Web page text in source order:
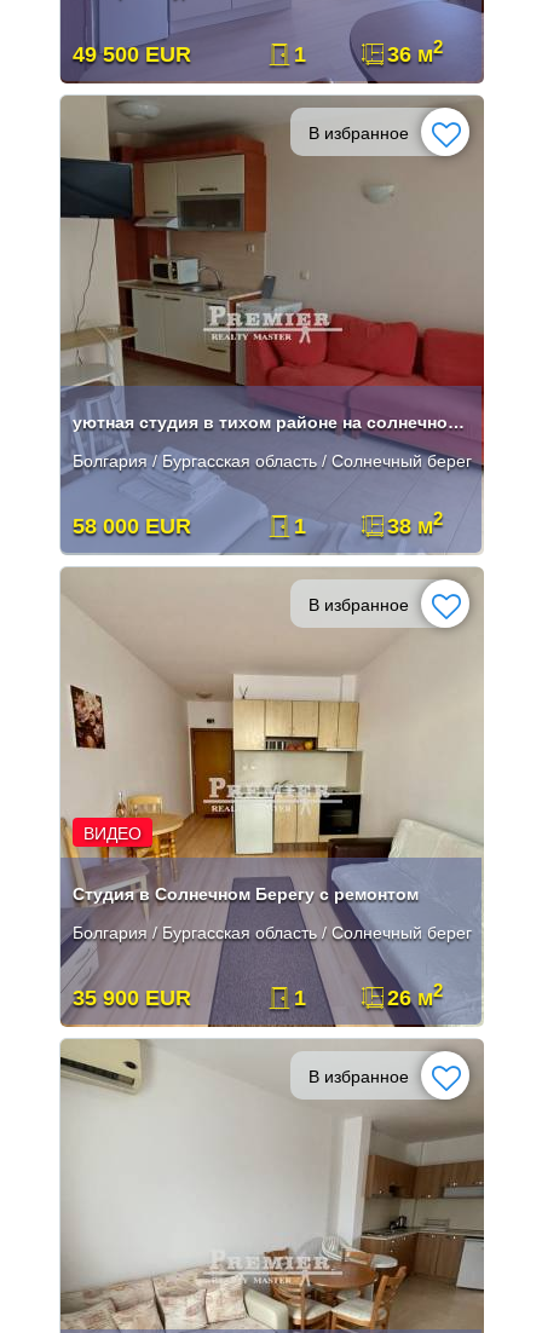
49 500 EUR 1 36 м2
В избранное
уютная студия в тихом районе на солнечном берегу
Болгария / Бургасская область / Солнечный берег
58 000 EUR 1 38 м2
В избранное
ВИДЕО
Студия в Солнечном Берегу с ремонтом
Болгария / Бургасская область / Солнечный берег
35 900 EUR 1 26 м2
В избранное